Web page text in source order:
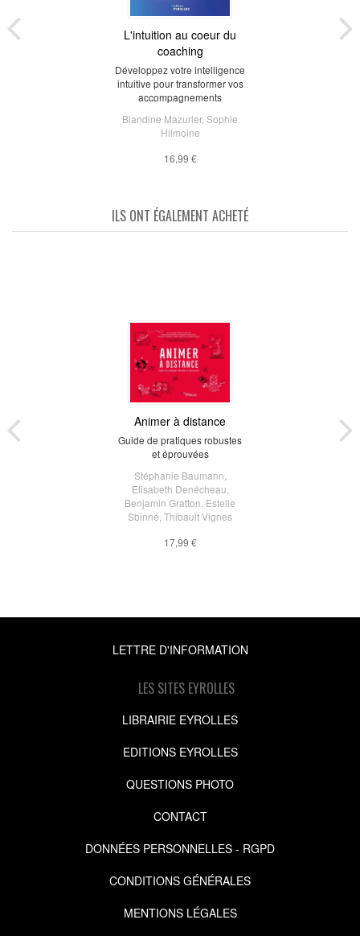
L'intuition au coeur du
coaching
Développez votre intelligence
intuitive pour transformer vos
accompagnements
Blandine Mazurier, Sophie
Hilmoine
16,99 €
ILS ONT ÉGALEMENT ACHETÉ
Animer à distance
Guide de pratiques robustes
et éprouvées
Stéphanie Baumann
Elisabeth Denécheau
Benjamin Gratton Estelle
Sbinné Thibault Vignes
17,99 €
LETTRE D'INFORMATION
LES SITES EYROLLES
LIBRAIRIE EYROLLES
EDITIONS EYROLLES
QUESTIONS PHOTO
CONTACT
DONNÉES PERSONNELLES - RGPD
CONDITIONS GÉNÉRALES
MENTIONS LÉGALES